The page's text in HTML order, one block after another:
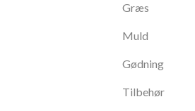
Græs
Muld
Gødning
Tilbehør